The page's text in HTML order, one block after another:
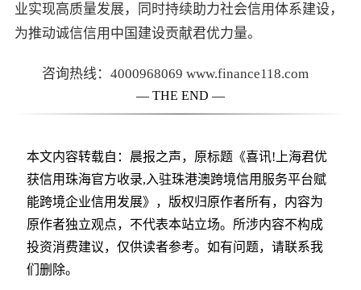
业实现高质量发展，同时持续助力社会信用体系建设，
为推动诚信信用中国建设贡献君优力量。
咨询热线：4000968069 www.finance118.com
— THE END —
本文内容转载自：晨报之声，原标题《喜讯!上海君优
获信用珠海官方收录,入驻珠港澳跨境信用服务平台赋
能跨境企业信用发展》，版权归原作者所有，内容为
原作者独立观点，不代表本站立场。所涉内容不构成
投资消费建议，仅供读者参考。如有问题，请联系我
们删除。